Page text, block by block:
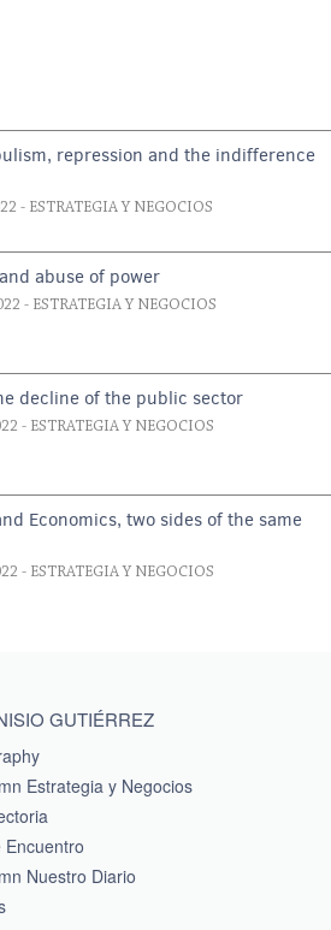
repression and the indifference
- ESTRATEGIA Y NEGOCIOS
abuse of power
- ESTRATEGIA Y NEGOCIOS
decline of the public sector
- ESTRATEGIA Y NEGOCIOS
Economics, two sides of the same
- ESTRATEGIA Y NEGOCIOS
GUTIÉRREZ
Estrategia y Negocios
Encuentro
Nuestro Diario